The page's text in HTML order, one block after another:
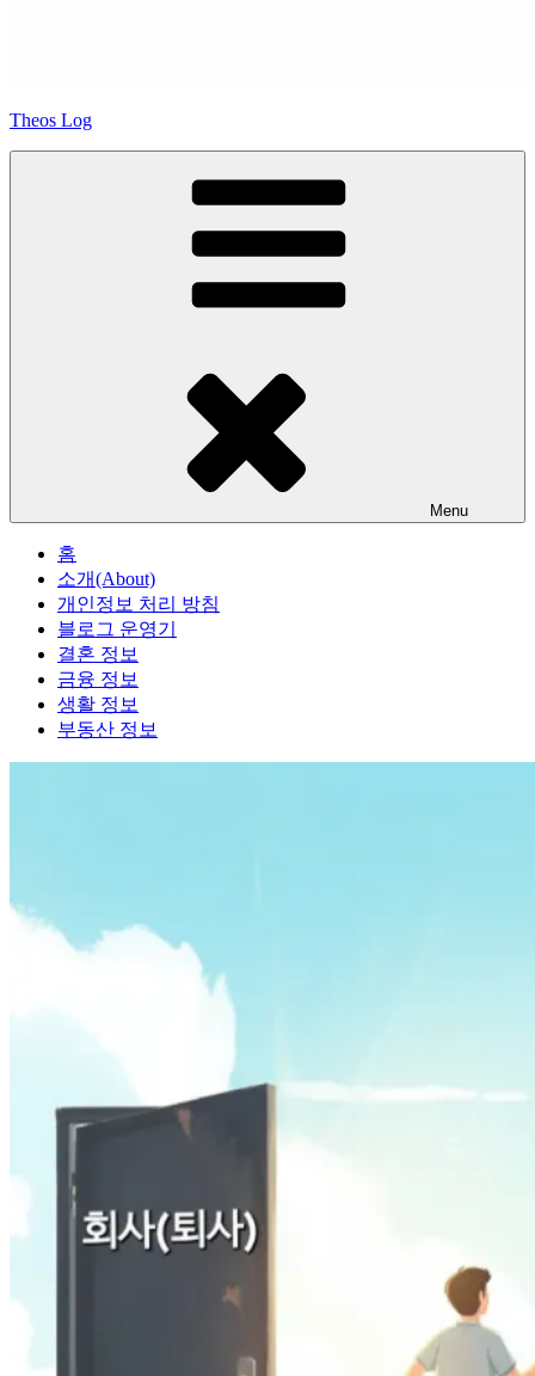
Theos Log
Menu
홈
소개(About)
개인정보 처리 방침
블로그 운영기
결혼 정보
금융 정보
생활 정보
부동산 정보